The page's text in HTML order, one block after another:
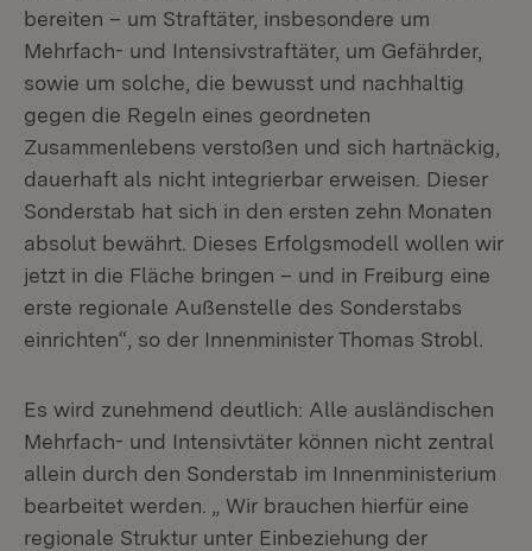
bereiten – um Straftäter, insbesondere um
Mehrfach- und Intensivstraftäter, um Gefährder,
sowie um solche, die bewusst und nachhaltig
gegen die Regeln eines geordneten
Zusammenlebens verstoßen und sich hartnäckig,
dauerhaft als nicht integrierbar erweisen. Dieser
Sonderstab hat sich in den ersten zehn Monaten
absolut bewährt. Dieses Erfolgsmodell wollen wir
jetzt in die Fläche bringen – und in Freiburg eine
erste regionale Außenstelle des Sonderstabs
einrichten“, so der Innenminister Thomas Strobl.
Es wird zunehmend deutlich: Alle ausländischen
Mehrfach- und Intensivtäter können nicht zentral
allein durch den Sonderstab im Innenministerium
bearbeitet werden. „ Wir brauchen hierfür eine
regionale Struktur unter Einbeziehung der